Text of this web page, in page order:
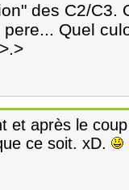
des C2/C3.
Quel
et après le
ce soit. xD.